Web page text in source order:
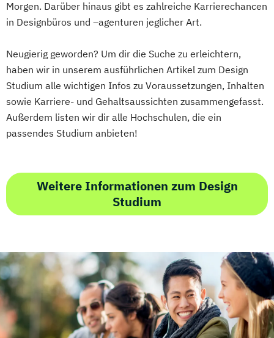
Morgen. Darüber hinaus gibt es zahlreiche Karrierechancen
in Designbüros und –agenturen jeglicher Art.
Neugierig geworden? Um dir die Suche zu erleichtern,
haben wir in unserem ausführlichen Artikel zum Design
Studium alle wichtigen Infos zu Voraussetzungen, Inhalten
sowie Karriere- und Gehaltsaussichten zusammengefasst.
Außerdem listen wir dir alle Hochschulen, die ein
passendes Studium anbieten!
Weitere Informationen zum Design
Studium